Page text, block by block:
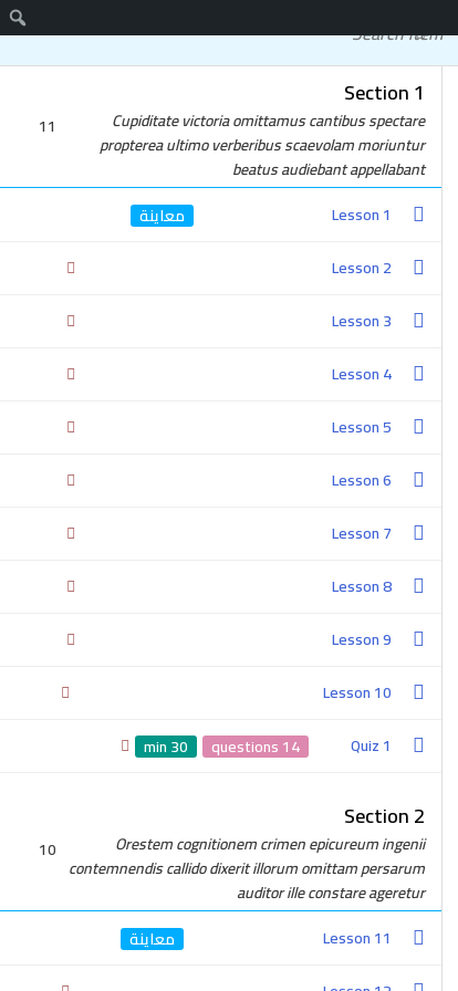
دورات مجانية
Section 1
Cupiditate victoria omittamus cantibus spectare
propterea ultimo verberibus scaevolam moriuntur
beatus audiebant appellabant
11
Lesson 1
Lesson 2
Lesson 3
Lesson 4
Lesson 5
Lesson 6
Lesson 7
Lesson 8
Lesson 9
Lesson 10
Quiz 1
14 questions
30 min
Section 2
Orestem cognitionem crimen epicureum ingenii
contemnendis callido dixerit illorum omittam persarum
auditor ille constare ageretur
10
Lesson 11
Get In Touch